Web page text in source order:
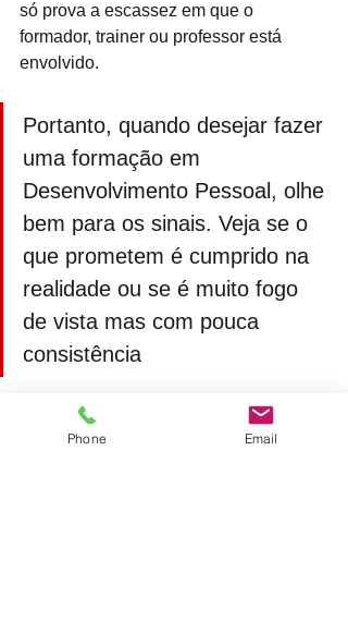
só prova a escassez em que o
formador, trainer ou professor está
envolvido.
Portanto, quando desejar fazer
uma formação em
Desenvolvimento Pessoal, olhe
bem para os sinais. Veja se o
que prometem é cumprido na
realidade ou se é muito fogo
de vista mas com pouca
consistência
Dia 7 de Maio, Terça, 21h,
Phone Email